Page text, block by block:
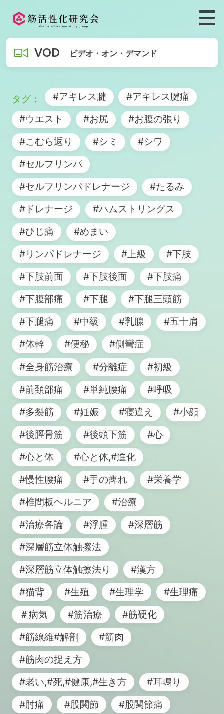
VOD ビデオ・オン・デマンド
#アキレス腱
#アキレス腱痛
#ウエスト
#お尻
#お腹の張り
#こむら返り
#シミ
#シワ
#セルフリンパ
#セルフリンパドレナージ
#たるみ
#ドレナージ
#ハムストリングス
#ひじ痛
#めまい
#リンパドレナージ
#上級
#下肢
#下肢前面
#下肢後面
#下肢痛
#下腹部痛
#下腿
#下腿三頭筋
#下腿痛
#中級 #乳腺
#五十肩
#体幹
#便秘
#側彎症
#全身筋治療
#分離症
#初級
#前頚部痛
#単純腰痛
#呼吸
#多裂筋
#妊娠 #寝違え
#小顔
#後脛骨筋
#後頭下筋
#心
#心と体
#心と体,#進化
#慢性腰痛
#手の痺れ
#栄養学
#椎間板ヘルニア
#治療
#治療各論
#浮腫
#深層筋
#深層筋立体触擦法
#深層筋立体触擦法り
#漢方
#猫背
#生殖 #生理学
#生理痛
＃病気
#筋治療
#筋硬化
#筋線維#解剖
#筋肉
#筋肉の捉え方
#老い,#死,#健康,#生き方
#耳鳴り
#肘痛
#股関節
#股関節痛